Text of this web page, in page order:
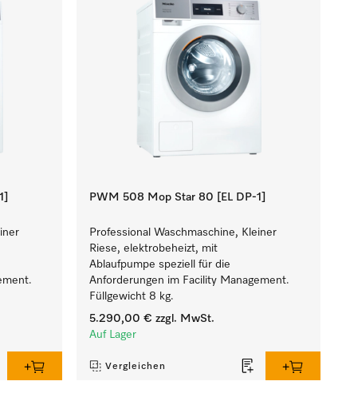
PWM 508 Mop Star 80 [EL DP-1]
Professional Waschmaschine, Kleiner
Riese, elektrobeheizt, mit
Ablaufpumpe speziell für die
Anforderungen im Facility Management.
Füllgewicht 8 kg.
5.290,00 € zzgl. MwSt.
Auf Lager
Vergleichen